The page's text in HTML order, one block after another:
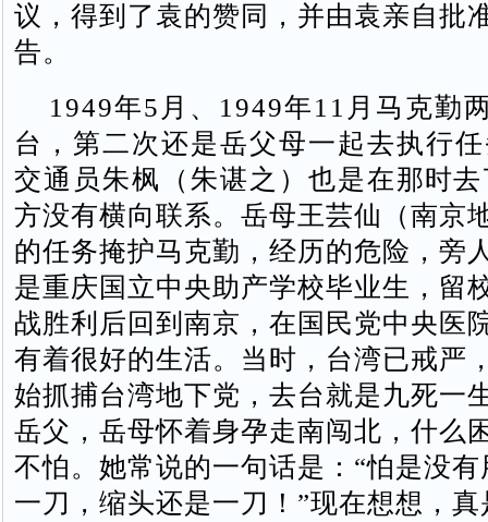
议，得到了袁的赞同，并由袁亲自批
告。
1949年5月、1949年11月马克勤
台，第二次还是岳父母一起去执行
交通员朱枫（朱谌之）也是在那时去
方没有横向联系。岳母王芸仙（南京
的任务掩护马克勤，经历的危险，旁
是重庆国立中央助产学校毕业生，留
战胜利后回到南京，在国民党中央医
有着很好的生活。当时，台湾已戒严
始抓捕台湾地下党，去台就是九死一
岳父，岳母怀着身孕走南闯北，什么
不怕。她常说的一句话是：“怕是没
一刀，缩头还是一刀！”现在想想，